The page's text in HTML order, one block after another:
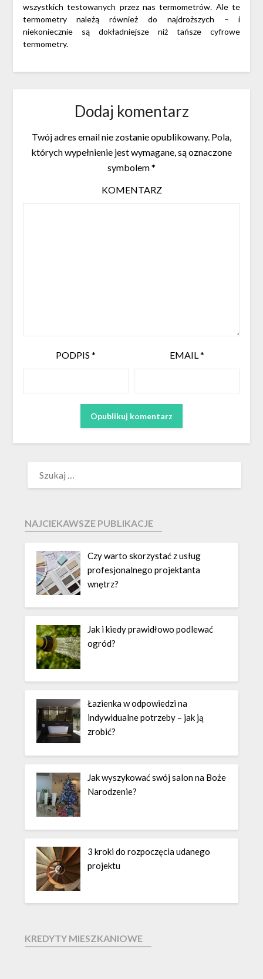
wszystkich testowanych przez nas termometrów. Ale te
termometry należą również do najdroższych – i
niekoniecznie są dokładniejsze niż tańsze cyfrowe
termometry.
Dodaj komentarz
Twój adres email nie zostanie opublikowany. Pola,
których wypełnienie jest wymagane, są oznaczone
symbolem*
KOMENTARZ
PODPIS* EMAIL*
NAJCIEKAWSZE PUBLIKACJE
Czy warto skorzystać z usług
profesjonalnego projektanta
wnętrz?
Jak i kiedy prawidłowo podlewać
ogród?
Łazienka w odpowiedzi na
indywidualne potrzeby – jak ją
zrobić?
Jak wyszykować swój salon na Boże
Narodzenie?
3 kroki do rozpoczęcia udanego
projektu
KREDYTY MIESZKANIOWE